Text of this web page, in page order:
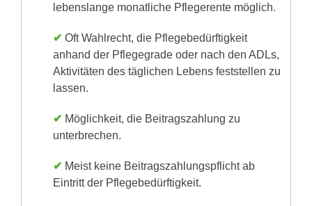
lebenslange monatliche Pflegerente möglich.
✔ Oft Wahlrecht, die Pflegebedürftigkeit
anhand der Pflegegrade oder nach den ADLs,
Aktivitäten des täglichen Lebens feststellen zu
lassen.
✔ Möglichkeit, die Beitragszahlung zu
unterbrechen.
✔ Meist keine Beitragszahlungspflicht ab
Eintritt der Pflegebedürftigkeit.